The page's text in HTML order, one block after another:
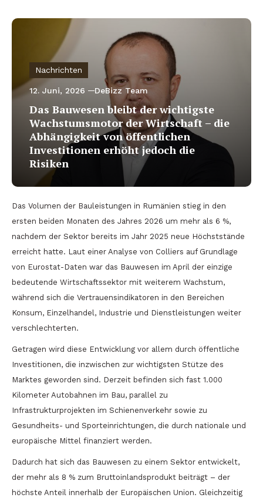
Nachrichten
12. Juni, 2026 DeBizz Team
Das Bauwesen bleibt der wichtigste
Wachstumsmotor der Wirtschaft – die
Abhängigkeit von öffentlichen
Investitionen erhöht jedoch die
Risiken
Das Volumen der Bauleistungen in Rumänien stieg in den
ersten beiden Monaten des Jahres 2026 um mehr als 6 %,
nachdem der Sektor bereits im Jahr 2025 neue Höchststände
erreicht hatte. Laut einer Analyse von Colliers auf Grundlage
von Eurostat-Daten war das Bauwesen im April der einzige
bedeutende Wirtschaftssektor mit weiterem Wachstum,
während sich die Vertrauensindikatoren in den Bereichen
Konsum, Einzelhandel, Industrie und Dienstleistungen weiter
verschlechterten.
Getragen wird diese Entwicklung vor allem durch öffentliche
Investitionen, die inzwischen zur wichtigsten Stütze des
Marktes geworden sind. Derzeit befinden sich fast 1.000
Kilometer Autobahnen im Bau, parallel zu
Infrastrukturprojekten im Schienenverkehr sowie zu
Gesundheits- und Sporteinrichtungen, die durch nationale und
europäische Mittel finanziert werden.
Dadurch hat sich das Bauwesen zu einem Sektor entwickelt,
der mehr als 8 % zum Bruttoinlandsprodukt beiträgt – der
höchste Anteil innerhalb der Europäischen Union. Gleichzeitig